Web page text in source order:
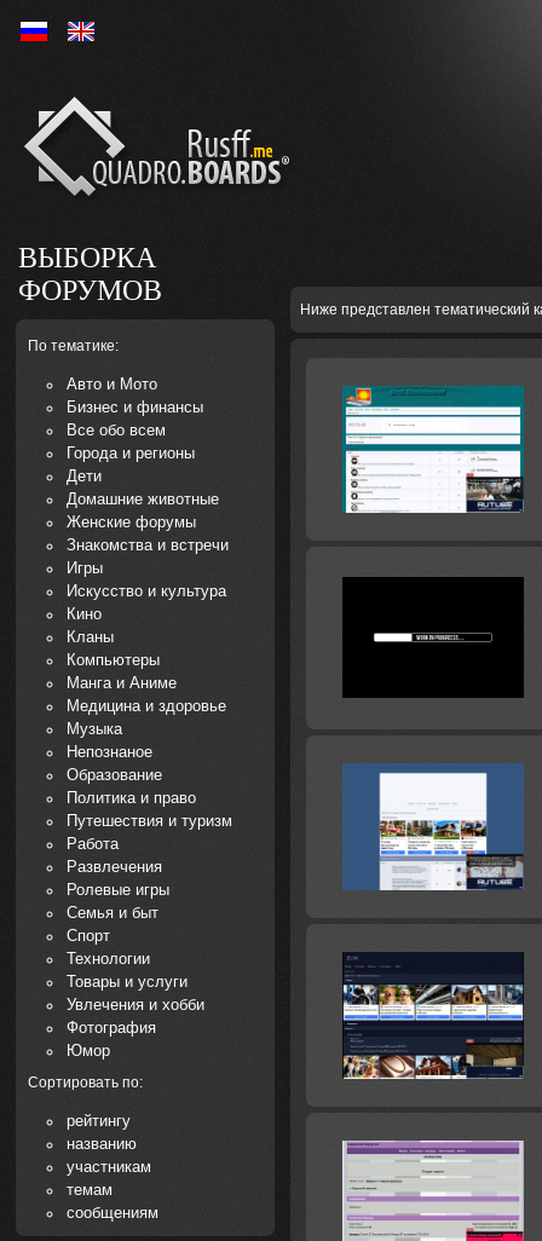
Ру En
ВЫБОРКА
ФОРУМОВ
По тематике:
Авто и Мото
Бизнес и финансы
Все обо всем
Города и регионы
Дети
Домашние животные
Женские форумы
Знакомства и встречи
Игры
Искусство и культура
Кино
Кланы
Компьютеры
Манга и Аниме
Медицина и здоровье
Музыка
Непознаное
Образование
Политика и право
Путешествия и туризм
Работа
Развлечения
Ролевые игры
Семья и быт
Спорт
Технологии
Товары и услуги
Увлечения и хобби
Фотография
Юмор
Сортировать по:
рейтингу
названию
участникам
темам
сообщениям
Ниже представлен тематический